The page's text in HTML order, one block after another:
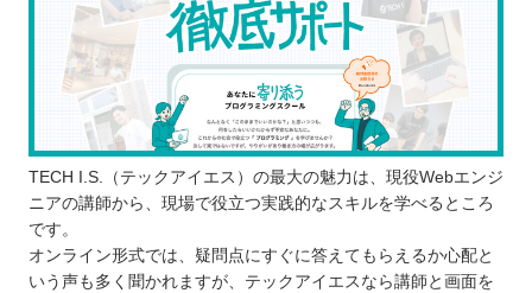
学ぶ目的を明確化させる
継続して学習できるか考える
学びやすい環境か体験に参加する
香川で自分に合ったプログラムスクールを選ぼ
う！
自分の住んでるエリアでプログラミングスクールを
探したい⭐️
北海道 / 東北
関東
TECH I.S.（テックアイエス）の最大の魅力は、現役Webエンジ
ニアの講師から、現場で役立つ実践的なスキルを学べるところ
です。
オンライン形式では、疑問点にすぐに答えてもらえるか心配と
いう声も多く聞かれますが、テックアイエスなら講師と画面を